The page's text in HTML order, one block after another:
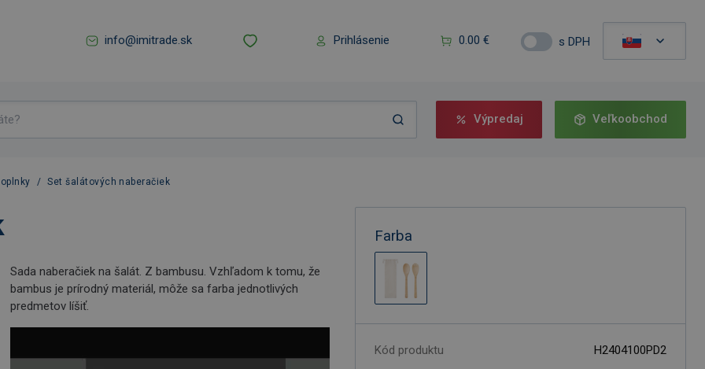
info@imitrade.sk Prihlásenie 0.00 € s DPH
Výpredaj Veľkoobchod
/ Set šalátových naberačiek
Sada naberačiek na šalát. Z bambusu. Vzhľadom k tomu, že
bambus je prírodný materiál, môže sa farba jednotlivých
predmetov líšiť.
Farba
Kód produktu
H2404100PD2